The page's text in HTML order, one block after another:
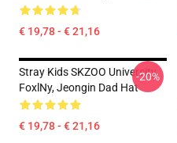
€ 19,78 - € 21,16
Stray Kids SKZOO University
FoxlNy, Jeongin Dad Hat
€ 19,78 - € 21,16
-20%